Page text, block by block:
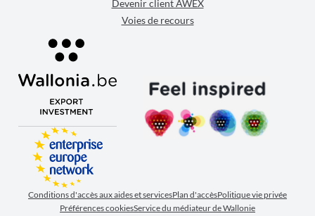
Devenir client AWEX
Voies de recours
Conditions d'accès aux aides et servicesPlan d'accèsPolitique vie privée
Préférences cookiesService du médiateur de Wallonie